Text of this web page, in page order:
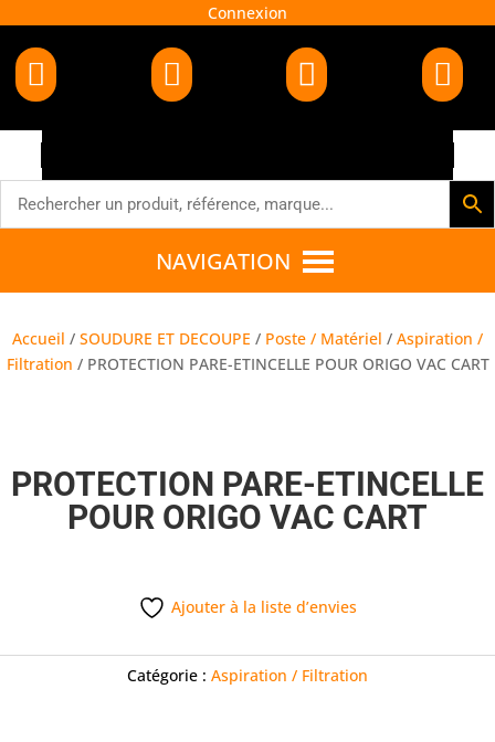
Connexion
   
NAVIGATION
Accueil / SOUDURE ET DECOUPE / Poste / Matériel / Aspiration /
Filtration / PROTECTION PARE-ETINCELLE POUR ORIGO VAC CART
PROTECTION PARE-ETINCELLE
POUR ORIGO VAC CART
Ajouter à la liste d’envies
Catégorie : Aspiration / Filtration